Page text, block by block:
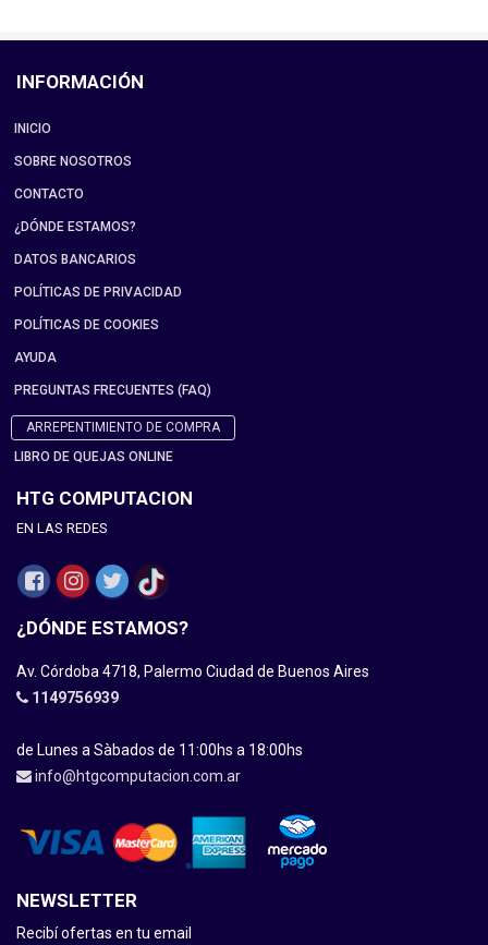
INFORMACIÓN
INICIO
SOBRE NOSOTROS
CONTACTO
¿DÓNDE ESTAMOS?
DATOS BANCARIOS
POLÍTICAS DE PRIVACIDAD
POLÍTICAS DE COOKIES
AYUDA
PREGUNTAS FRECUENTES (FAQ)
ARREPENTIMIENTO DE COMPRA
LIBRO DE QUEJAS ONLINE
HTG COMPUTACION
EN LAS REDES
¿DÓNDE ESTAMOS?
Av. Córdoba 4718, Palermo Ciudad de Buenos Aires
1149756939
de Lunes a Sàbados de 11:00hs a 18:00hs
info@htgcomputacion.com.ar
NEWSLETTER
Recibí ofertas en tu email